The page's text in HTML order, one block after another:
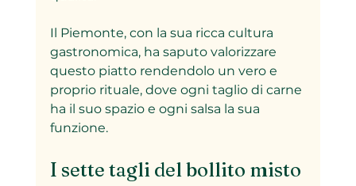
Il Piemonte, con la sua ricca cultura
gastronomica, ha saputo valorizzare
questo piatto rendendolo un vero e
proprio rituale, dove ogni taglio di carne
ha il suo spazio e ogni salsa la sua
funzione.
I sette tagli del bollito misto